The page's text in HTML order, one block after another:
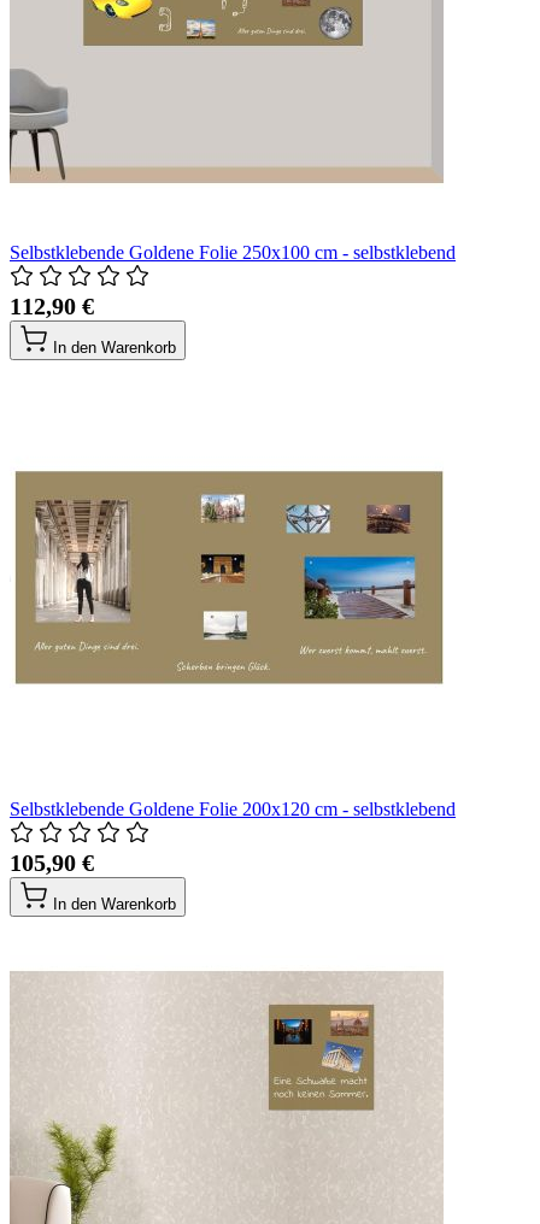
Selbstklebende Goldene Folie 250x100 cm - selbstklebend
112,90 €
In den Warenkorb
Selbstklebende Goldene Folie 200x120 cm - selbstklebend
105,90 €
In den Warenkorb